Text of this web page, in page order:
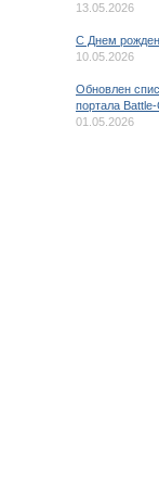
13.05.2026
C Днем
10.05.2026
Обновлен
портала
01.05.2026